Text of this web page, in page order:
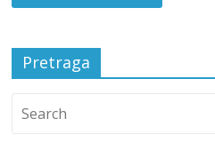
Pretraga